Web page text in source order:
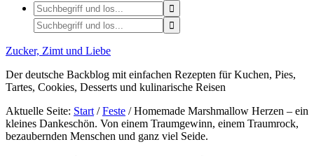
Zucker, Zimt und Liebe
Der deutsche Backblog mit einfachen Rezepten für Kuchen, Pies,
Tartes, Cookies, Desserts und kulinarische Reisen
Aktuelle Seite: Start / Feste /Homemade Marshmallow Herzen – ein
kleines Dankeschön. Von einem Traumgewinn, einem Traumrock,
bezaubernden Menschen und ganz viel Seide.